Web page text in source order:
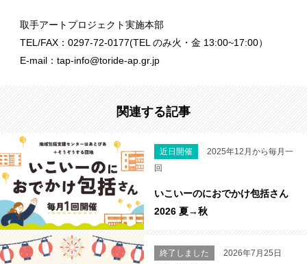
取手アートプロジェクト実施本部
TEL/FAX：0297-72-0177(TEL のみ火・金 13:00~17:00）
E-mail：tap-info@toride-ap.gr.jp
関連する記事
近日開催
2025年12月から毎月一
回
いこいーのにおでかけ包括さん
2026 夏→秋
終了しました
2026年7月25日